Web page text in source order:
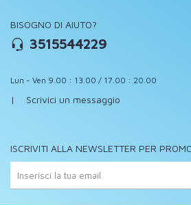
BISOGNO DI AIUTO?
3515544229
Lun - Ven 9.00 : 13.00 / 17.00 : 20.00
| Scrivici un messaggio
ISCRIVITI ALLA NEWSLETTER PER